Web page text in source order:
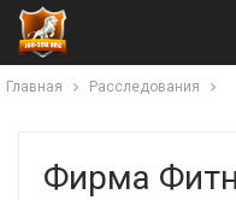
Главная Расследования
Фирма